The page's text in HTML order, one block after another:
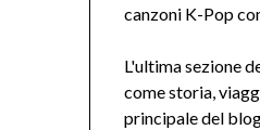
canzoni K-Pop
L'ultima sezione
come storia,
principale del